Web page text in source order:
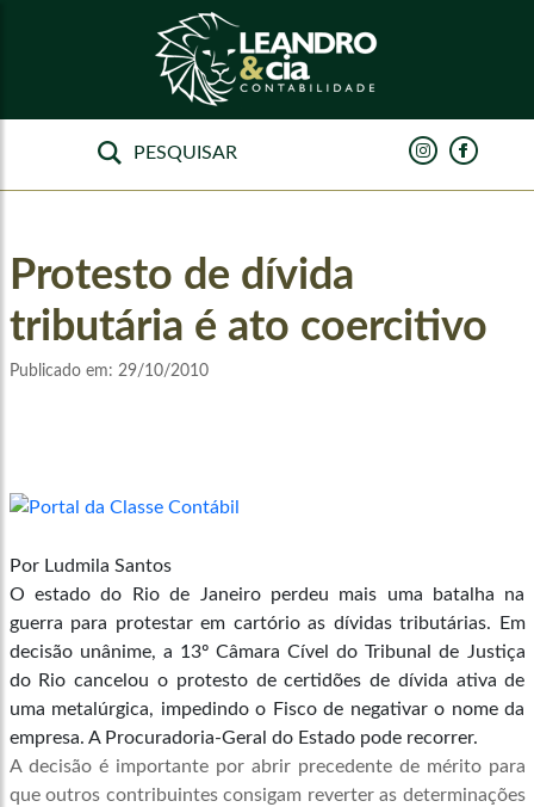
Protesto de dívida
tributária é ato coercitivo
Publicado em: 29/10/2010
Por Ludmila Santos
O estado do Rio de Janeiro perdeu mais uma batalha na
guerra para protestar em cartório as dívidas tributárias. Em
decisão unânime, a 13º Câmara Cível do Tribunal de Justiça
do Rio cancelou o protesto de certidões de dívida ativa de
uma metalúrgica, impedindo o Fisco de negativar o nome da
empresa. A Procuradoria-Geral do Estado pode recorrer.
A decisão é importante por abrir precedente de mérito para
que outros contribuintes consigam reverter as determinações